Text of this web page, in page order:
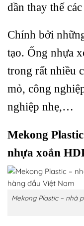
dần thay thế
Chính bởi
tạo. Ống nhựa
trong rất nhiều
mỏ, công
nghiệp nhẹ,…
Mekong
nhựa xoắn
Mekong Plastic – nhà